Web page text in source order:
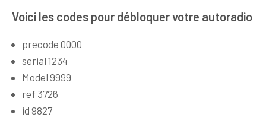
Voici les codes pour débloquer votre autoradio
precode 0000
serial 1234
Model 9999
ref 3726
id 9827